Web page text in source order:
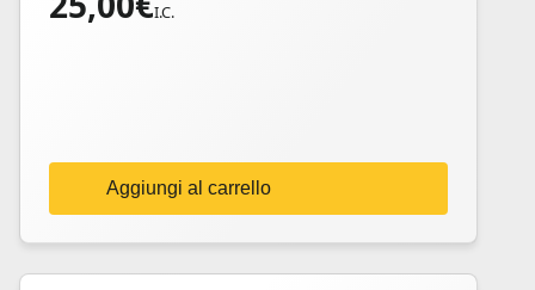
I.C.
Aggiungi al carrello